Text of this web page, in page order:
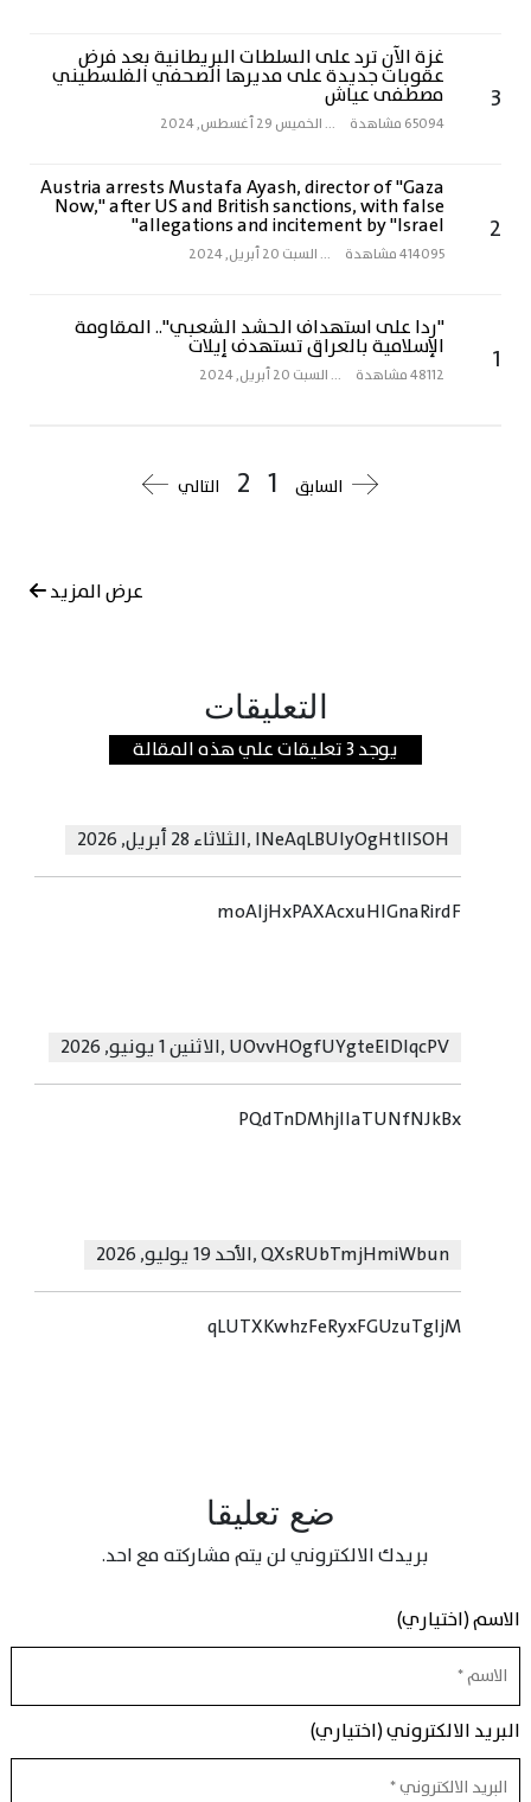
3
غزة الآن ترد على السلطات البريطانية بعد فرض
عقوبات جديدة على مديرها الصحفي الفلسطيني
مصطفى عياش
65094 مشاهدة ...الخميس 29 أغسطس, 2024
2
Austria arrests Mustafa Ayash, director of "Gaza
Now," after US and British sanctions, with false
allegations and incitement by "Israel"
414095 مشاهدة ...السبت 20 أبريل, 2024
1
"ردا على استهداف الحشد الشعبي".. المقاومة
الإسلامية بالعراق تستهدف إيلات
48112 مشاهدة ...السبت 20 أبريل, 2024
السابق 1
2 التالي
عرض المزيد
التعليقات
يوجد 3 تعليقات علي هذه المقالة
lNeAqLBUIyOgHtllSOH
, الثلاثاء 28 أبريل, 2026
moAljHxPAXAcxuHlGnaRirdF
UOvvHOgfUYgteEIDlqcPV
, الاثنين 1 يونيو, 2026
PQdTnDMhjIlaTUNfNJkBx
QXsRUbTmjHmiWbun
,الأحد 19 يوليو, 2026
qLUTXKwhzFeRyxFGUzuTgIjM
ضع تعليقا
بريدك الالكتروني لن يتم مشاركته مع احد.
الاسم (اختياري)
البريد الالكتروني (اختياري)